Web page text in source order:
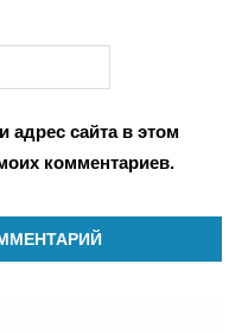
адрес сайта в этом
комментариев.